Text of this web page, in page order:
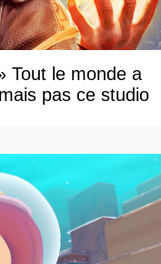
Tout le monde a
pas ce studio